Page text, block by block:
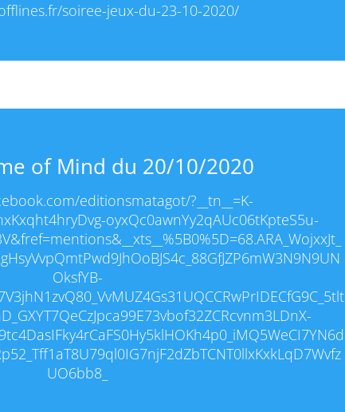
soiree-jeux-du-23-10-2020/
of Mind du 20/10/2020
editionsmatagot/?__tn__=K-
oyxQc0awnYy2qAUc06tKpteS5u-
OksfYB-
UO6bb8_